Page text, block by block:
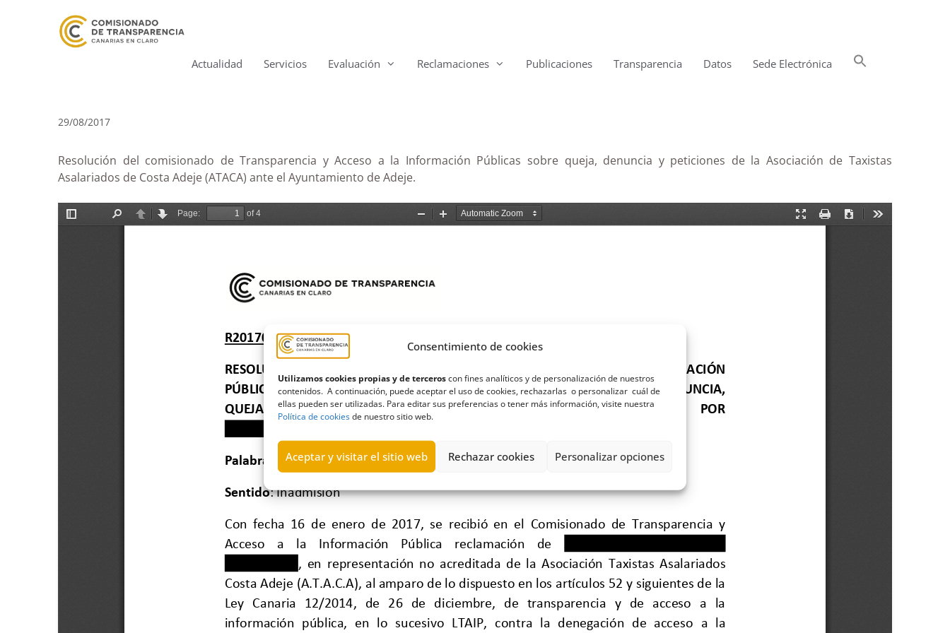
Consentimiento de cookies
Utilizamos cookies propias y de terceroscon fines analíticos y de personalización de nuestros
contenidos. A continuación, puede aceptar el uso de cookies, rechazarlas o personalizar cuál de
ellas pueden ser utilizadas. Para editar sus preferencias o tener más información, visite nuestra
Política de cookiesde nuestro sitio web.
Aceptar y visitar el sitio web Rechazar cookies Personalizar opciones
Actualidad Servicios Evaluación Reclamaciones Publicaciones Transparencia Datos Sede Electrónica
29/08/2017
Resolución del comisionado de Transparencia y Acceso a la Información Públicas sobre queja, denuncia y peticiones de la Asociación de Taxistas
Asalariados de Costa Adeje (ATACA) ante el Ayuntamiento de Adeje.